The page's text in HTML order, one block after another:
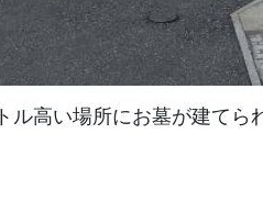
ル高い場所にお墓が建てら